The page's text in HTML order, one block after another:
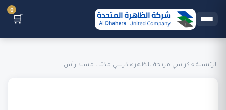
🛒
0
الرئيسية » كراسي مريحة للظهر » كرسي مكتب مسند رأس